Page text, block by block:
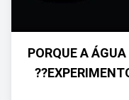
PORQUE A